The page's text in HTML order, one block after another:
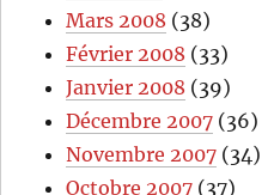
Mars 2008 (38)
Février 2008 (33)
Janvier 2008 (39)
Décembre 2007 (36)
Novembre 2007 (34)
Octobre 2007 (37)